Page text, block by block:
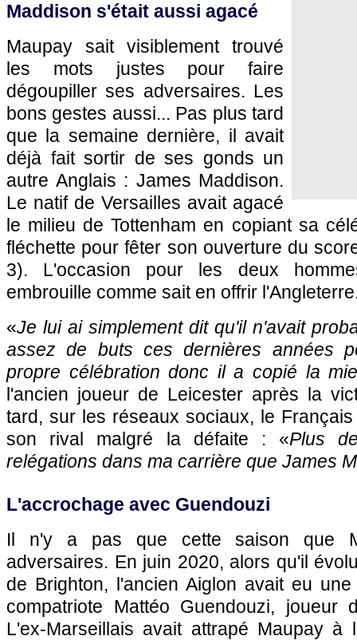
Maddison s'était aussi agacé
Maupay sait visiblement trouvé
les mots justes pour faire
dégoupiller ses adversaires. Les
bons gestes aussi... Pas plus tard
que la semaine dernière, il avait
déjà fait sortir de ses gonds un
autre Anglais : James Maddison.
Le natif de Versailles avait agacé
le milieu de Tottenham en copiant sa
fléchette pour fêter son ouverture du
3). L'occasion pour les deux
embrouille comme sait en offrir
«Je lui ai simplement dit qu'il n'avait
assez de buts ces dernières années
propre célébration donc il a copié la
l'ancien joueur de Leicester après la
tard, sur les réseaux sociaux, le
son rival malgré la défaite : «Plus
relégations dans ma carrière que James
L'accrochage avec Guendouzi
Il n'y a pas que cette saison que
adversaires. En juin 2020, alors qu'il
de Brighton, l'ancien Aiglon avait eu
compatriote Mattéo Guendouzi, joueur
L'ex-Marseillais avait attrapé Maupay